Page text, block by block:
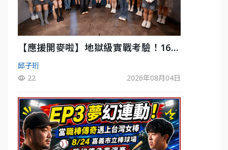
【應援開麥啦】地獄級實戰考驗！16選
10殘酷淘汰戰，運動知識大會考誰是真
懂？-ep3
邱子珩
22
2026年08月04日